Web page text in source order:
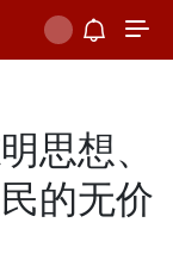
思想、
的无价